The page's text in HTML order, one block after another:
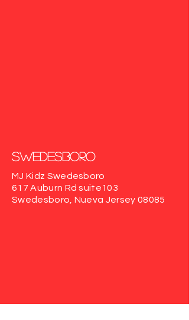
Swedesboro
MJ Kidz Swedesboro
617 Auburn Rdsuite103
Swedesboro, Nueva Jersey 08085